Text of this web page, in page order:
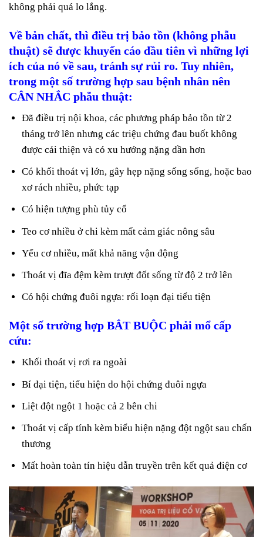
không phải quá lo lắng.
Về bản chất, thì điều trị bảo tồn (không phẫu
thuật) sẽ được khuyến cáo đầu tiên vì những lợi
ích của nó về sau, tránh sự rủi ro. Tuy nhiên,
trong một số trường hợp sau bệnh nhân nên
CÂN NHẮC phẫu thuật:
Đã điều trị nội khoa, các phương pháp bảo tồn từ 2
tháng trở lên nhưng các triệu chứng đau buốt không
được cải thiện và có xu hướng nặng dần hơn
Có khối thoát vị lớn, gây hẹp nặng sống sống, hoặc bao
xơ rách nhiều, phức tạp
Có hiện tượng phù tủy cổ
Teo cơ nhiều ở chi kèm mất cảm giác nông sâu
Yếu cơ nhiều, mất khả năng vận động
Thoát vị đĩa đệm kèm trượt đốt sống từ độ 2 trở lên
Có hội chứng đuôi ngựa: rối loạn đại tiểu tiện
Một số trường hợp BẮT BUỘC phải mổ cấp
cứu:
Khối thoát vị rơi ra ngoài
Bí đại tiện, tiểu hiện do hội chứng đuôi ngựa
Liệt đột ngột 1 hoặc cả 2 bên chi
Thoát vị cấp tính kèm biểu hiện nặng đột ngột sau chấn
thương
Mất hoàn toàn tín hiệu dẫn truyền trên kết quả điện cơ